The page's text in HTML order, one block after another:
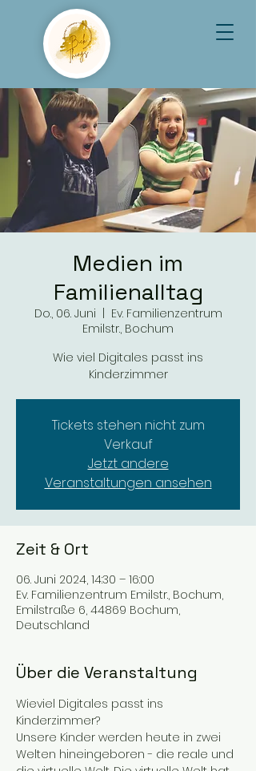
Medien im
Familienalltag
Do., 06. Juni
Ev. Familienzentrum
Emilstr., Bochum
Wie viel Digitales passt ins
Kinderzimmer
Tickets stehen nicht zum
Verkauf
Jetzt andere
Veranstaltungen ansehen
Zeit & Ort
06. Juni 2024, 14:30 – 16:00
Ev. Familienzentrum Emilstr., Bochum,
Emilstraße 6, 44869 Bochum,
Deutschland
Über die Veranstaltung
Wieviel Digitales passt ins
Kinderzimmer?
Unsere Kinder werden heute in zwei
Welten hineingeboren - die reale und